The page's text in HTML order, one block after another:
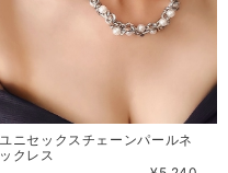
ユニセックスチェーンパールネ
ックレス